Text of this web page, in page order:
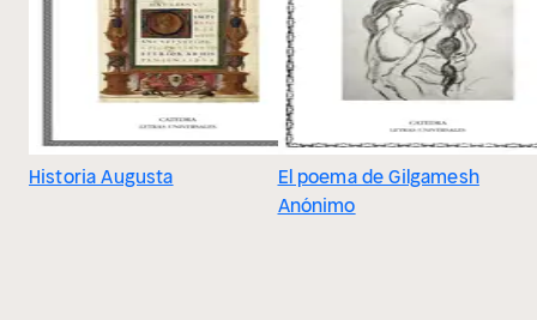
Historia Augusta
El poema de Gilgamesh
Anónimo